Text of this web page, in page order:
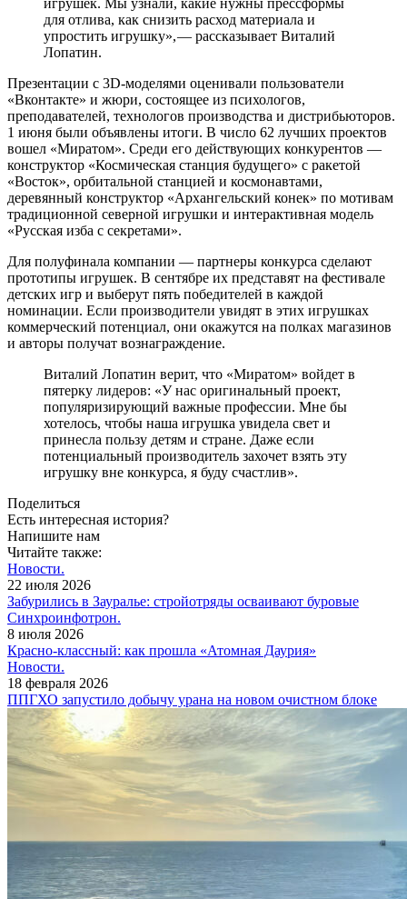
игрушек. Мы узнали, какие нужны пресс­формы
для отлива, как снизить расход материала и
упростить игрушку», — ​рассказывает Виталий
Лопатин.
Презентации с 3D-моделями оценивали пользователи
«Вконтакте» и жюри, состоящее из психологов,
преподавателей, технологов производства и дистрибьюторов.
1 июня были объявлены итоги. В число 62 лучших проектов
вошел «Миратом». Среди его действующих конкурентов — ​
конструктор «Космическая станция будущего» с ракетой
«Восток», орбитальной станцией и космонавтами,
деревянный конструктор «Архангельский конек» по мотивам
традиционной северной игрушки и интерактивная модель
«Русская изба с секретами».
Для полуфинала компании — ​партнеры конкурса сделают
прототипы игрушек. В сентябре их представят на фестивале
детских игр и выберут пять победителей в каждой
номинации. Если производители увидят в этих игрушках
коммерческий потенциал, они окажутся на полках магазинов
и авторы получат вознаграждение.
Виталий Лопатин верит, что «Миратом» войдет в
пятерку лидеров: «У нас оригинальный проект,
популяризирующий важные профессии. Мне бы
хотелось, чтобы наша игрушка увидела свет и
принесла пользу детям и стране. Даже если
потенциальный производитель захочет взять эту
игрушку вне конкурса, я буду счастлив».
Поделиться
Есть интересная история?
Напишите нам
Читайте также:
Новости.
22 июля 2026
Забурились в Зауралье: стройотряды осваивают буровые
Синхроинфотрон.
8 июля 2026
Красно-классный: как прошла «Атомная Даурия»
Новости.
18 февраля 2026
ППГХО запустило добычу урана на новом очистном блоке